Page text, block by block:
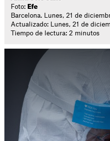
Foto: Efe
Barcelona. Lunes, 21 de
Actualizado: Lunes, 21 de
Tiempo de lectura: 2 minutos